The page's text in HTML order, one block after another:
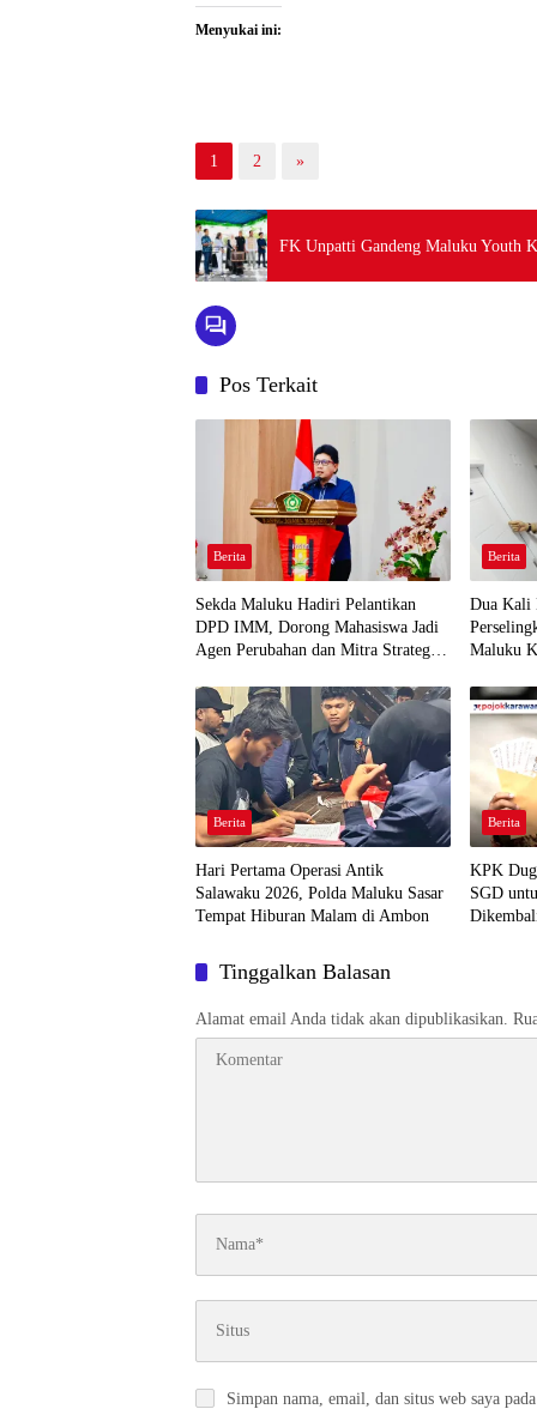
Menyukai ini:
1 2 »
FK Unpatti Gandeng Maluku Youth
Pos Terkait
Berita
Sekda Maluku Hadiri Pelantikan
DPD IMM, Dorong Mahasiswa Jadi
Agen Perubahan dan Mitra Strategis
Berita
Dua Kali
Maluku
Berita
Hari Pertama Operasi Antik
Salawaku 2026, Polda Maluku Sasar
Tempat Hiburan Malam di Ambon
Berita
KPK
SGD
Tinggalkan Balasan
Alamat email Anda tidak akan dipublikasikan.
Simpan nama, email, dan situs web saya